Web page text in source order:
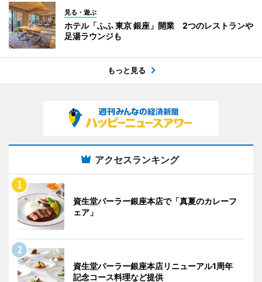
見る・遊ぶ
ホテル「ふふ 東京 銀座」開業 2つのレストランや
足湯ラウンジも
もっと見る
アクセスランキング
資生堂パーラー銀座本店で「真夏のカレーフ
ェア」
資生堂パーラー銀座本店リニューアル1周年
記念コース料理など提供